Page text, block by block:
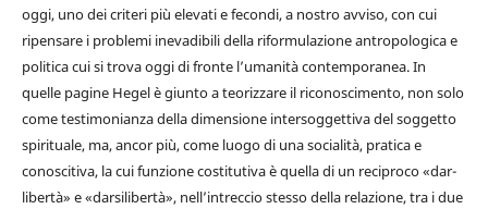
oggi, uno dei criteri più elevati e fecondi, a nostro avviso, con cui
ripensare i problemi inevadibili della riformulazione antropologica e
politica cui si trova oggi di fronte l’umanità contemporanea. In
quelle pagine Hegel è giunto a teorizzare il riconoscimento, non solo
come testimonianza della dimensione intersoggettiva del soggetto
spirituale, ma, ancor più, come luogo di una socialità, pratica e
conoscitiva, la cui funzione costitutiva è quella di un reciproco «dar-
libertà» e «darsilibertà», nell’intreccio stesso della relazione, tra i due